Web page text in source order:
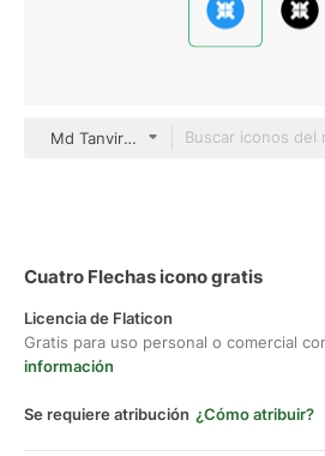
Md Tanvirul Haque Flat
Cuatro Flechas icono gratis
Licencia de Flaticon
Gratis para uso personal o comercial
información
Se requiere atribución ¿Cómo atribuir?